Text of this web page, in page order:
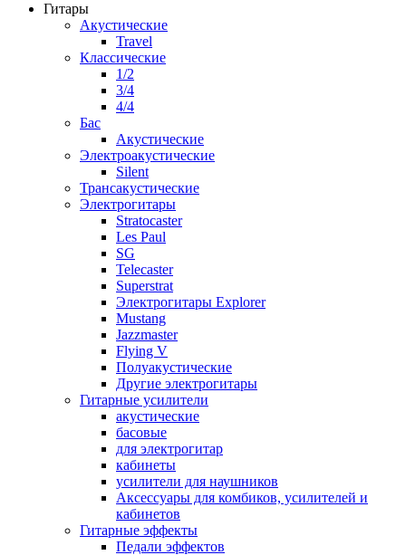
Гитары
Акустические
Travel
Классические
1/2
3/4
4/4
Бас
Акустические
Электроакустические
Silent
Трансакустические
Электрогитары
Stratocaster
Les Paul
SG
Telecaster
Superstrat
Электрогитары Explorer
Mustang
Jazzmaster
Flying V
Полуакустические
Другие электрогитары
Гитарные усилители
акустические
басовые
для электрогитар
кабинеты
усилители для наушников
Аксессуары для комбиков, усилителей и
кабинетов
Гитарные эффекты
Педали эффектов